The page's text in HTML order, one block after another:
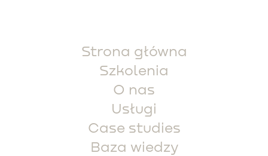
Strona główna
Szkolenia
O nas
Usługi
Case studies
Baza wiedzy